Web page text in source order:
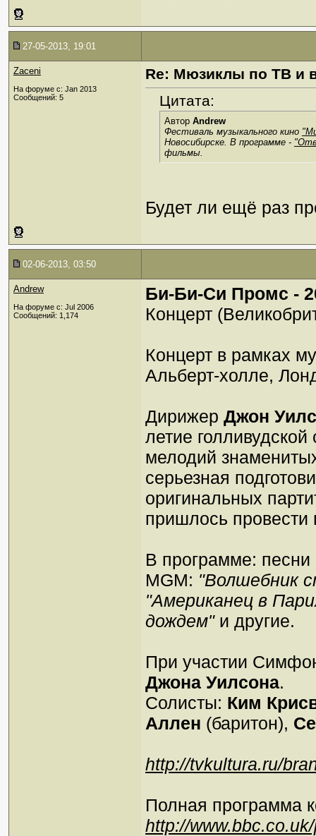
27-05-2013, 19:01
Zaceni
На форуме с: Jan 2013
Сообщений: 5
Re: Мюзиклы по ТВ и
Цитата:
Автор Andrew
Фестиваль музыкального кино
Новосибирске. В программе -
фильмы.
Будет ли ещё раз
02-06-2013, 03:50
Andrew
На форуме с: Jul 2006
Сообщений: 1,174
Би-Би-Си Промс -
Концерт
Концерт в рамках
Альберт-холле,
Дирижер Джон
летие
мелодий
серьезная
оригинальных
пришлось провести
В программе:
MGM: "Волшебник
"Американец в
дождем"и другие.
При участии
Джона Уилсона.
Солисты: Ким
Аллен (баритон),
http://tvkultura.ru/
Полная программа
http://